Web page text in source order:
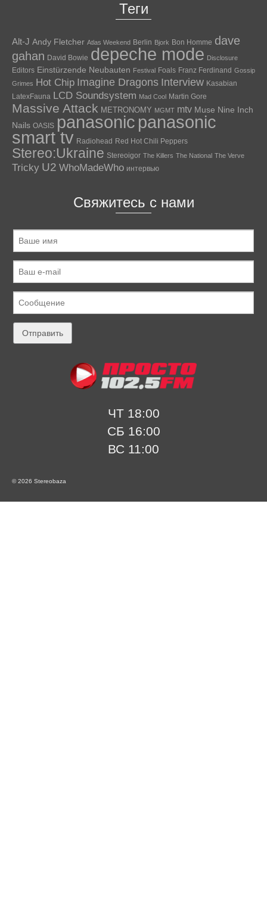
Теги
Alt-J Andy Fletcher Atlas Weekend Berlin Bjork Bon Homme dave
gahan David Bowie depeche mode Disclosure
Editors Einstürzende Neubauten Festival Foals Franz Ferdinand Gossip
Grimes Hot Chip Imagine Dragons Interview Kasabian
LatexFauna LCD Soundsystem Mad Cool Martin Gore
Massive Attack METRONOMY MGMT mtv Muse Nine Inch
Nails OASIS panasonic panasonic
smart tv Radiohead Red Hot Chili Peppers
Stereo:Ukraine Stereoigor The Killers The National The Verve
Tricky U2 WhoMadeWho интервью
Свяжитесь с нами
ЧТ 18:00
СБ 16:00
ВС 11:00
© 2026 Stereobaza